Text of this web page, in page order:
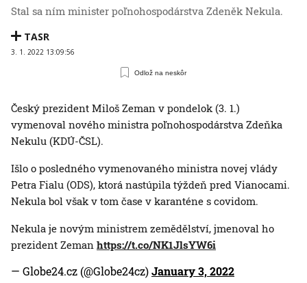
Stal sa ním minister poľnohospodárstva Zdeněk Nekula.
TASR
3. 1. 2022 13:09:56
Odlož na neskôr
Český prezident Miloš Zeman v pondelok (3. 1.)
vymenoval nového ministra poľnohospodárstva Zdeňka
Nekulu (KDÚ-ČSL).
Išlo o posledného vymenovaného ministra novej vlády
Petra Fialu (ODS), ktorá nastúpila týždeň pred Vianocami.
Nekula bol však v tom čase v karanténe s covidom.
Nekula je novým ministrem zemědělství, jmenoval ho
prezident Zeman https://t.co/NK1JlsYW6i
— Globe24.cz (@Globe24cz)January 3, 2022